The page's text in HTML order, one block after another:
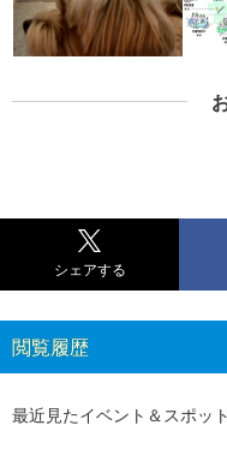
シェアする
閲覧履歴
最近見たイベント＆スポッ